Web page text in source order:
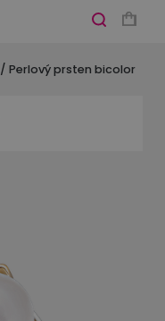
/ Perlový prsten bicolor